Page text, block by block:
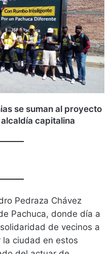
se suman al proyecto
capitalina
Pedraza Chávez
Pachuca, donde día a
de vecinos a
la ciudad en estos